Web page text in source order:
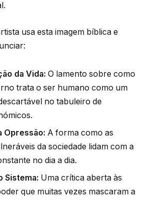
usa esta imagem bíblica e
da Vida: O lamento sobre como
trata o ser humano como um
no tabuleiro de
Opressão: A forma como as
da sociedade lidam com a
no dia a dia.
Sistema: Uma crítica aberta às
que muitas vezes mascaram a